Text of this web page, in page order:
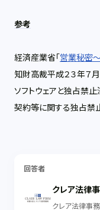
参考
経済産業省「営業秘密
知財高裁平成２３年７
ソフトウェアと独占禁
契約等に関する独占禁
回答者
クレア法律
クレア法律事